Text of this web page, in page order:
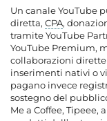
Un canale YouTube
diretta, CPA,
tramite YouTube
YouTube Premium,
collaborazioni
inserimenti nativi o
pagano invece
sostegno del
Me a Coffee,